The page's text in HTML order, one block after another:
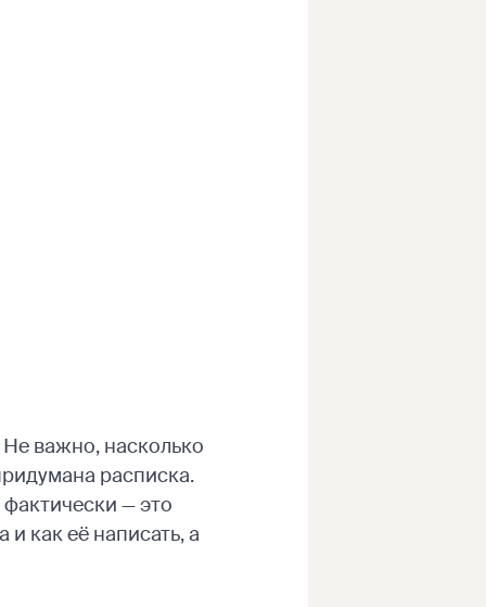
Не важно, насколько
расписка.
— это
как её написать, а